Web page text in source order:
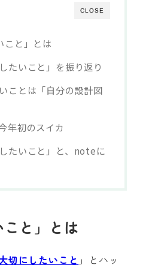
CLOSE
こと」とは
たいこと」を振り返り
ことは「自分の設計図
年初のスイカ
たいこと」と、noteに
こと」とは
切にしたいこと 」とハッ